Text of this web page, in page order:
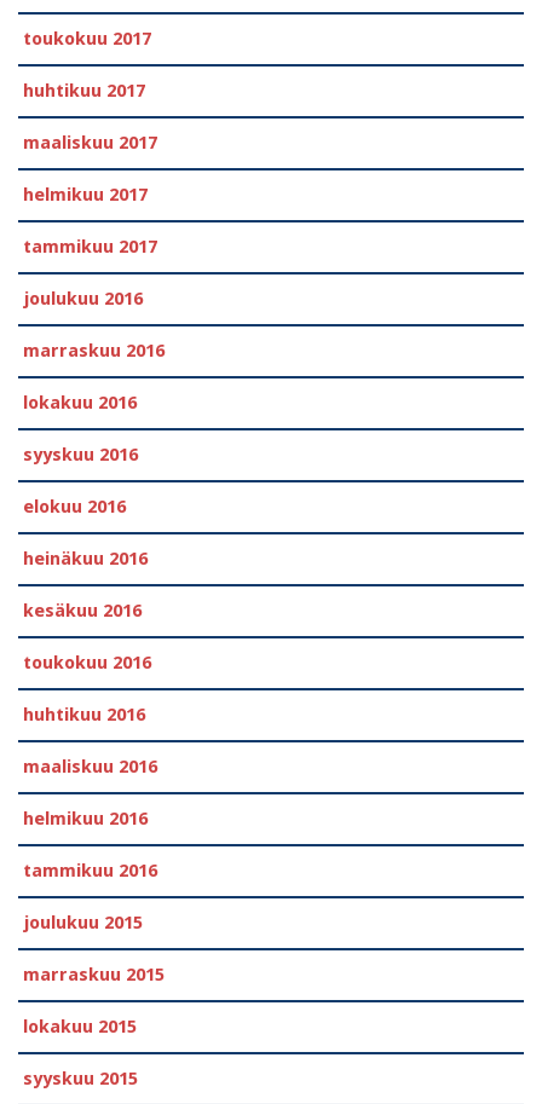
toukokuu 2017
huhtikuu 2017
maaliskuu 2017
helmikuu 2017
tammikuu 2017
joulukuu 2016
marraskuu 2016
lokakuu 2016
syyskuu 2016
elokuu 2016
heinäkuu 2016
kesäkuu 2016
toukokuu 2016
huhtikuu 2016
maaliskuu 2016
helmikuu 2016
tammikuu 2016
joulukuu 2015
marraskuu 2015
lokakuu 2015
syyskuu 2015